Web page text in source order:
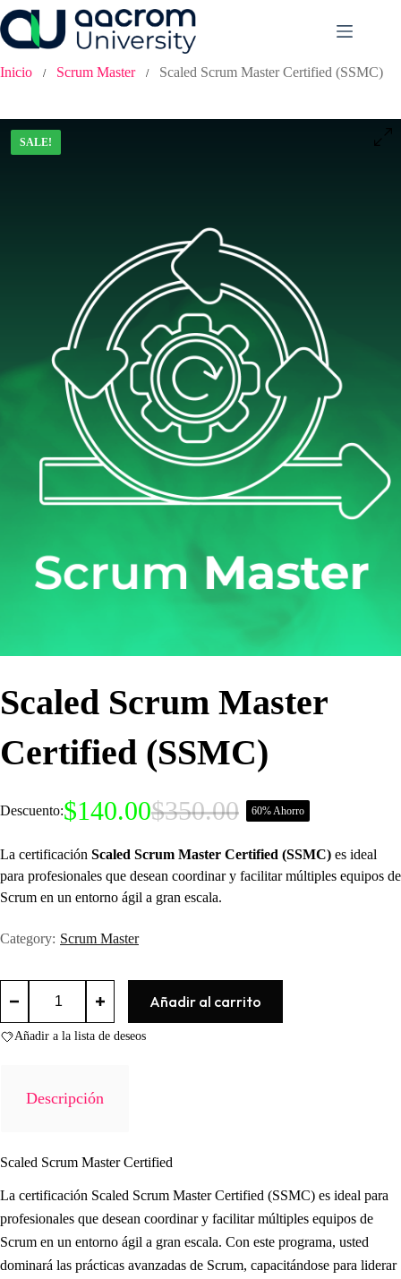
Saltar
al
contenido
Inicio / Scrum Master / Scaled Scrum Master Certified (SSMC)
SALE!
Scaled Scrum Master
Certified (SSMC)
Descuento: $350.00
El
original
$350.00.
$140.00El
actual
$140.00.
60% Ahorro
La certificación Scaled Scrum Master Certified (SSMC) es ideal
para profesionales que desean coordinar y facilitar múltiples equipos de
Scrum en un entorno ágil a gran escala.
Category: Scrum Master
Scrum
Certified
Añadir al carrito
Añadir a la lista de deseos
Descripción
Scaled Scrum Master Certified
La certificación Scaled Scrum Master Certified (SSMC) es ideal para
profesionales que desean coordinar y facilitar múltiples equipos de
Scrum en un entorno ágil a gran escala. Con este programa, usted
dominará las prácticas avanzadas de Scrum, capacitándose para liderar